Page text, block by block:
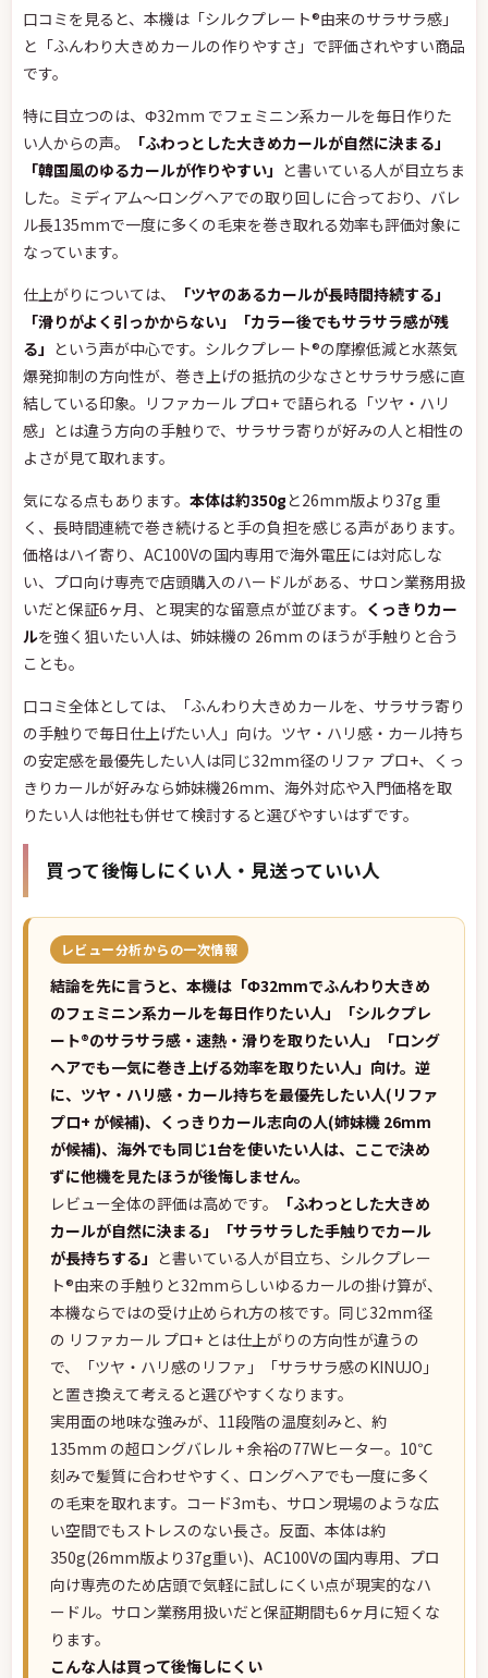
口コミを見ると、本機は「シルクプレート®由来のサラサラ感」
と「ふんわり大きめカールの作りやすさ」で評価されやすい商品
です。
特に目立つのは、Φ32mm でフェミニン系カールを毎日作りた
い人からの声。
「ふわっとした大きめカールが自然に決まる」
「韓国風のゆるカールが作りやすい」 と書いている人が目立ちま
した。ミディアム〜ロングヘアでの取り回しに合っており、バレ
ル長135mmで一度に多くの毛束を巻き取れる効率も評価対象に
なっています。
仕上がりについては、
「ツヤのあるカールが長時間持続する」
「滑りがよく引っかからない」「カラー後でもサラサラ感が残
る」 という声が中心です。シルクプレート®の摩擦低減と水蒸気
爆発抑制の方向性が、巻き上げの抵抗の少なさとサラサラ感に直
結している印象。リファカール プロ+ で語られる「ツヤ・ハリ
感」とは違う方向の手触りで、サラサラ寄りが好みの人と相性の
よさが見て取れます。
気になる点もあります。 本体は約350gと26mm版より37g 重
く、長時間連続で巻き続けると手の負担を感じる声があります。
価格はハイ寄り、AC100Vの国内専用で海外電圧には対応しな
い、プロ向け専売で店頭購入のハードルがある、サロン業務用扱
いだと保証6ヶ月、と現実的な留意点が並びます。 くっきりカー
ルを強く狙いたい人は、姉妹機の 26mm のほうが手触りと合う
ことも。
口コミ全体としては、「ふんわり大きめカールを、サラサラ寄り
の手触りで毎日仕上げたい人」向け。ツヤ・ハリ感・カール持ち
の安定感を最優先したい人は同じ32mm径のリファ プロ+、くっ
きりカールが好みなら姉妹機26mm、海外対応や入門価格を取
りたい人は他社も併せて検討すると選びやすいはずです。
買って後悔しにくい人・見送っていい人
レビュー分析からの一次情報
結論を先に言うと、本機は「Φ32mmでふんわり大きめ
のフェミニン系カールを毎日作りたい人」「シルクプレ
ート®のサラサラ感・速熱・滑りを取りたい人」「ロング
ヘアでも一気に巻き上げる効率を取りたい人」向け。逆
に、ツヤ・ハリ感・カール持ちを最優先したい人(リファ
プロ+ が候補)、くっきりカール志向の人(姉妹機 26mm
が候補)、海外でも同じ1台を使いたい人は、ここで決め
ずに他機を見たほうが後悔しません。
レビュー全体の評価は高めです。
「ふわっとした大きめ
カールが自然に決まる」「サラサラした手触りでカール
が長持ちする」 と書いている人が目立ち、シルクプレー
ト®由来の手触りと32mmらしいゆるカールの掛け算が、
本機ならではの受け止められ方の核です。同じ32mm径
の リファカール プロ+ とは仕上がりの方向性が違うの
で、「ツヤ・ハリ感のリファ」「サラサラ感のKINUJO」
と置き換えて考えると選びやすくなります。
実用面の地味な強みが、11段階の温度刻みと、約
135mm の超ロングバレル + 余裕の77Wヒーター。10℃
刻みで髪質に合わせやすく、ロングヘアでも一度に多く
の毛束を取れます。コード3mも、サロン現場のような広
い空間でもストレスのない長さ。反面、本体は約
350g(26mm版より37g重い)、AC100Vの国内専用、プロ
向け専売のため店頭で気軽に試しにくい点が現実的なハ
ードル。サロン業務用扱いだと保証期間も6ヶ月に短くな
ります。
こんな人は買って後悔しにくい